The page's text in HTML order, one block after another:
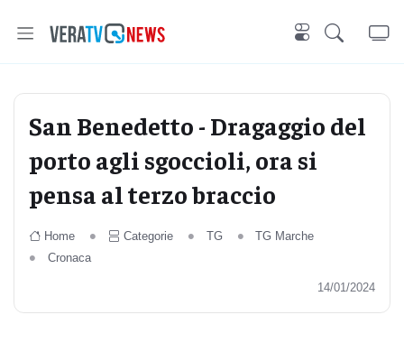
San Benedetto - Dragaggio del
porto agli sgoccioli, ora si
pensa al terzo braccio
Home Categorie TG
TG Marche
Cronaca
14/01/2024